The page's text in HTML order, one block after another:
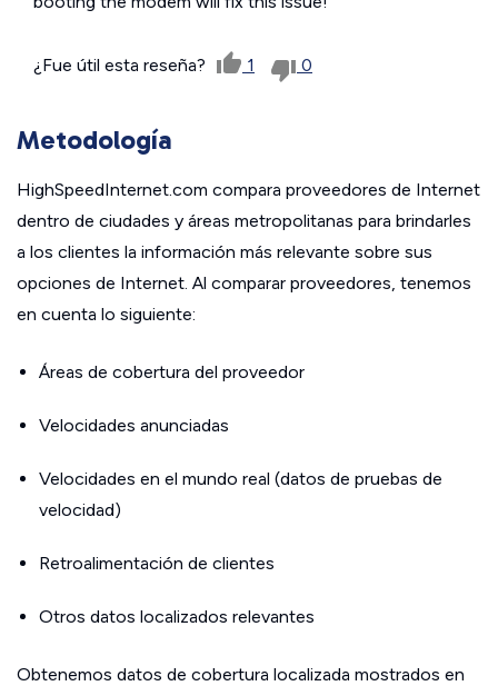
¿Fue útil esta reseña? 1 0
Metodología
HighSpeedInternet.com compara proveedores de Internet
dentro de ciudades y áreas metropolitanas para brindarles
a los clientes la información más relevante sobre sus
opciones de Internet. Al comparar proveedores, tenemos
en cuenta lo siguiente:
Áreas de cobertura del proveedor
Velocidades anunciadas
Velocidades en el mundo real (datos de pruebas de
velocidad)
Retroalimentación de clientes
Otros datos localizados relevantes
Obtenemos datos de cobertura localizada mostrados en